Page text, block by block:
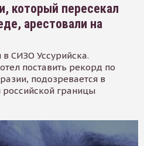
который пересекал
арестовали на
СИЗО Уссурийска.
поставить рекорд по
подозревается в
границы